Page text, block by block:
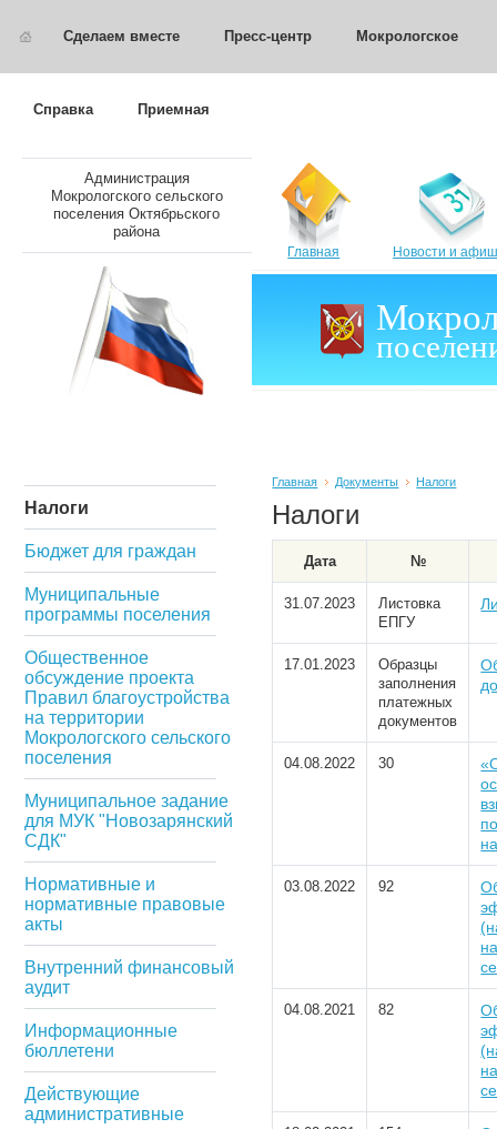
Сделаем вместе Пресс-центр Мокрологское
Справка Приемная
Администрация
Мокрологского сельского
поселения Октябрьского
района
Главная Новости и
Налоги
Бюджет для граждан
Муниципальные
программы поселения
Общественное
обсуждение проекта
Правил благоустройства
на территории
Мокрологского сельского
поселения
Муниципальное задание
для МУК "Новозарянский
СДК"
Нормативные и
нормативные правовые
акты
Внутренний финансовый
аудит
Информационные
бюллетени
Действующие
административные
Главная Документы Налоги
Налоги
Дата №
31.07.2023
Листовка
ЕПГУ
17.01.2023
Образцы
заполнения
платежных
документов
04.08.2022 30
03.08.2022 92
04.08.2021 82